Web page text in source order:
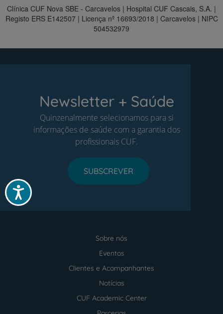
Acessibilidade
Clínica CUF Nova SBE - Carcavelos | Hospital CUF Cascais, S.A. |
Registo ERS E142507 | Licença nº 16693/2018 | Carcavelos | NIPC
504532979
Newsletter + Saúde
Quinzenalmente selecionamos para si
informações de saúde com a garantia dos
profissionais CUF.
SUBSCREVER
Sobre nós
Eventos
Clientes e Acompanhantes
Notícias
CUF Academic Center